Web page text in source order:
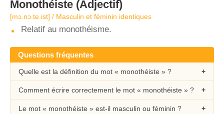
Monothéiste (Adjectif)
[mɔ.nɔ.te.ist] / Masculin et féminin identiques
Relatif au monothéisme.
Questions fréquentes
Quelle est la définition du mot « monothéiste » ?
Comment écrire correctement le mot « monothéiste » ?
Le mot « monothéiste » est-il masculin ou féminin ?